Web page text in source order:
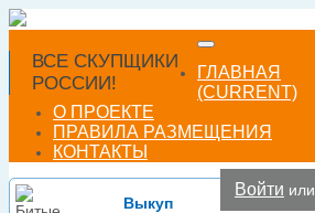
ВСЕ СКУПЩИКИ
РОССИИ!
ГЛАВНАЯ
(CURRENT)
О ПРОЕКТЕ
ПРАВИЛА РАЗМЕЩЕНИЯ
КОНТАКТЫ
Войти или
Выкуп